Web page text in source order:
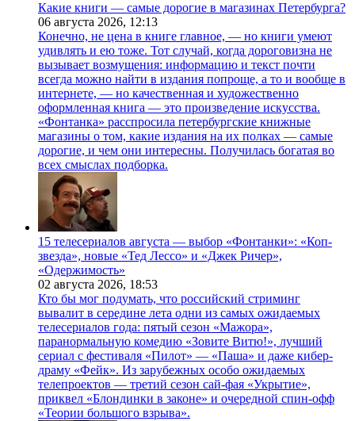
Какие книги — самые дорогие в магазинах Петербурга?
06 августа 2026, 12:13
Конечно, не цена в книге главное, — но книги умеют
удивлять и ею тоже. Тот случай, когда дороговизна не
вызывает возмущения: информацию и текст почти
всегда можно найти в издания попроще, а то и вообще в
интернете, — но качественная и художественно
оформленная книга — это произведение искусства.
«Фонтанка» расспросила петербургские книжные
магазины о том, какие издания на их полках — самые
дорогие, и чем они интересны. Получилась богатая во
всех смыслах подборка.
15 телесериалов августа — выбор «Фонтанки»: «Коп-
звезда», новые «Тед Лессо» и «Джек Ричер»,
«Одержимость»
02 августа 2026, 18:53
Кто бы мог подумать, что российский стриминг
вывалит в середине лета одни из самых ожидаемых
телесериалов года: пятый сезон «Мажора»,
паранормальную комедию «Зовите Витю!», лучший
сериал с фестиваля «Пилот» — «Паша» и даже кибер-
драму «Фейк». Из зарубежных особо ожидаемых
телепроектов — третий сезон сай-фая «Укрытие»,
приквел «Блондинки в законе» и очередной спин-офф
«Теории большого взрыва».